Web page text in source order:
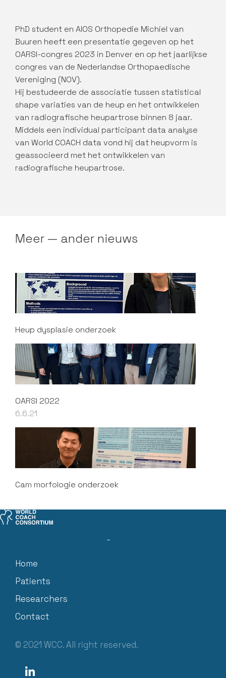
PhD student en AIOS Orthopedie Michiel van
Buuren heeft een presentatie gegeven op het
OARSI-congres 2023 in Denver en op het jaarlijkse
congres van de Nederlandse Orthopaedische
Vereniging (NOV).
Hij bestudeerde de associatie tussen statistical
shape variaties van de heup en het ontwikkelen
van radiografische heupartrose binnen 8 jaar.
Middels een individual participant data analyse
van World COACH data vond hij dat heupvorm is
geassocieerd met het ontwikkelen van
radiografische heupartrose.
Meer — ander nieuws
Heup dysplasie onderzoek
OARSI 2022
6.6.21
Cam morfologie onderzoek
Home
Patients
Researchers
Contact
© 2021 WCC. All right reserved.